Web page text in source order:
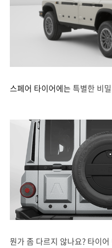
스페어 타이어에는 특별한 비
뭔가 좀 다르지 않나요? 타이